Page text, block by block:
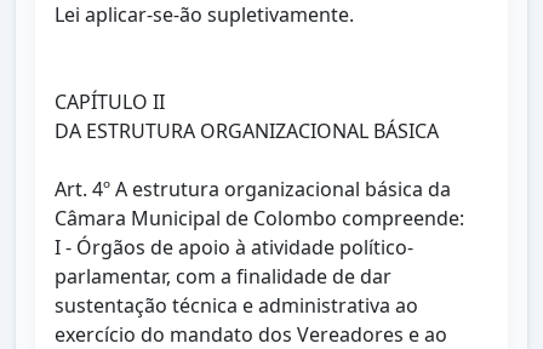
Lei aplicar-se-ão supletivamente.
CAPÍTULO II
DA ESTRUTURA ORGANIZACIONAL BÁSICA
Art. 4º A estrutura organizacional básica da
Câmara Municipal de Colombo compreende:
I - Órgãos de apoio à atividade político-
parlamentar, com a finalidade de dar
sustentação técnica e administrativa ao
exercício do mandato dos Vereadores e ao